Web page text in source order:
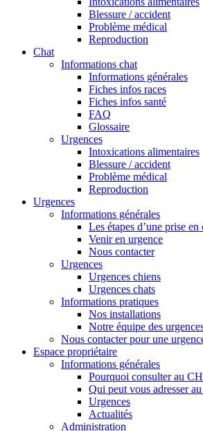
Blessure / accident
Problème médical
Reproduction
Chat
Informations chat
Informations générales
Fiches infos races
Fiches infos santé
FAQ
Glossaire
Urgences
Intoxications alimentaires
Blessure / accident
Problème médical
Reproduction
Urgences
Informations générales
Les étapes d’une prise en
Venir en urgence
Nous contacter
Urgences
Urgences chiens
Urgences chats
Informations pratiques
Nos installations
Notre équipe des
Nous contacter pour une
Espace propriétaire
Informations générales
Pourquoi consulter au
Qui peut vous adresser
Urgences
Actualités
Administration